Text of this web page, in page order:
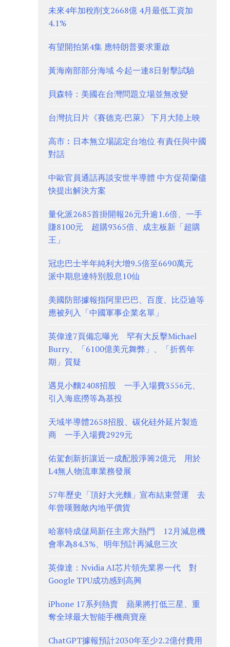
未來4年加稅削支2668億 4月最低工資加
4.1%
有望開拍第4集 應特朗普要求重啟
黃海南部部分海域 今起一連8日射擊試驗
貝森特：美國在台灣問題立場並無改變
台灣抗日片《賽德克·巴萊》 下月大陸上映
高市︰日本無立場認定台地位 有責任與中國
對話
中歐官員通話再談安世半導體 中方促荷蘭儘
快提出解決方案
量化派2685首掛開報26元升逾1.6倍、一手
賺8100元 超購9365倍、成主板新「超購
王」
冠忠巴士半年純利大增9.5倍至6690萬元
派中期息連特別股息10仙
美國防部據報指阿里巴巴、百度、比亞迪等
應被列入「中國軍事企業名單」
英偉達7頁備忘曝光 罕有大反擊Michael
Burry、「6100億美元舞弊」、「折舊年
期」質疑
遇見小麵2408招股 一手入場費3556元、
引入海底撈等為基投
天域半導體2658招股、碳化硅外延片製造
商 一手入場費2929元
佑駕創新折讓近一成配股淨籌2億元 用於
L4無人物流車業務發展
57年歷史「頂好大光麵」宣布結束營運 去
年曾嘆難敵內地平價貨
哈塞特成儲局新任主席大熱門 12月減息機
會率為84.3%、明年預計再減息三次
英偉達：Nvidia AI芯片領先業界一代 對
Google TPU成功感到高興
iPhone 17系列熱賣 蘋果將打低三星、重
奪全球最大智能手機商寶座
ChatGPT據報預計2030年至少2.2億付費用